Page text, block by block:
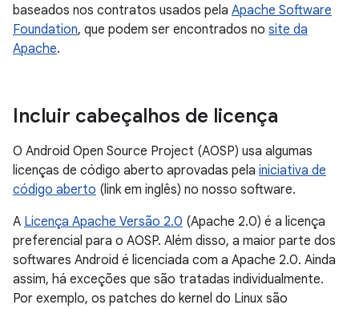
baseados nos contratos usados pela Apache Software
Foundation, que podem ser encontrados no site da
Apache.
Incluir cabeçalhos de licença
O Android Open Source Project (AOSP) usa algumas
licenças de código aberto aprovadas pela iniciativa de
código aberto (link em inglês) no nosso software.
A Licença Apache Versão 2.0 (Apache 2.0) é a licença
preferencial para o AOSP. Além disso, a maior parte dos
softwares Android é licenciada com a Apache 2.0. Ainda
assim, há exceções que são tratadas individualmente.
Por exemplo, os patches do kernel do Linux são